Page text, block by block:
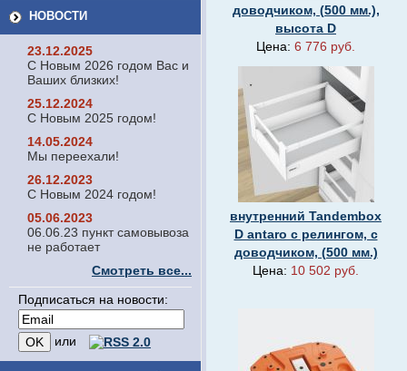
НОВОСТИ
23.12.2025
С Новым 2026 годом Вас и
Ваших близких!
25.12.2024
С Новым 2025 годом!
14.05.2024
Мы переехали!
26.12.2023
С Новым 2024 годом!
05.06.2023
06.06.23 пункт самовывоза
не работает
Смотреть все...
Подписаться на новости:
или
доводчиком, (500 мм.),
высота D
Цена: 6 776 руб.
внутренний Tandembox
D antaro с релингом, с
доводчиком, (500 мм.)
Цена: 10 502 руб.